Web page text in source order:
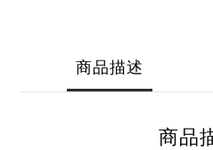
商品描述
商品